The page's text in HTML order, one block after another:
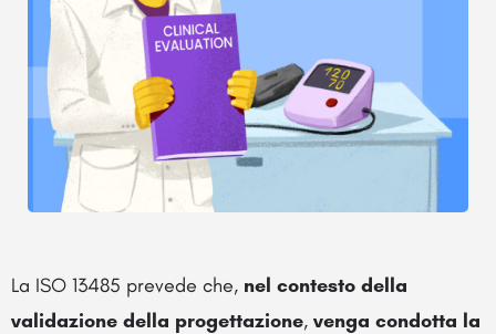
La ISO 13485 prevede che, nel contesto della
validazione della progettazione, venga condotta la